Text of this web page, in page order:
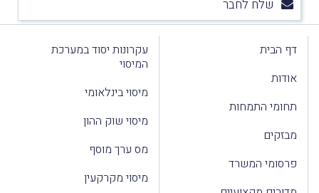
שלח לחבר
דף הבית
אודות
תחומי התמחות
מבזקים
פרסומי המשרד
עקרונות יסוד במערכת
המיסוי
מיסוי בינלאומי
מיסוי שוק ההון
מס ערך מוסף
מיסוי מקרקעין